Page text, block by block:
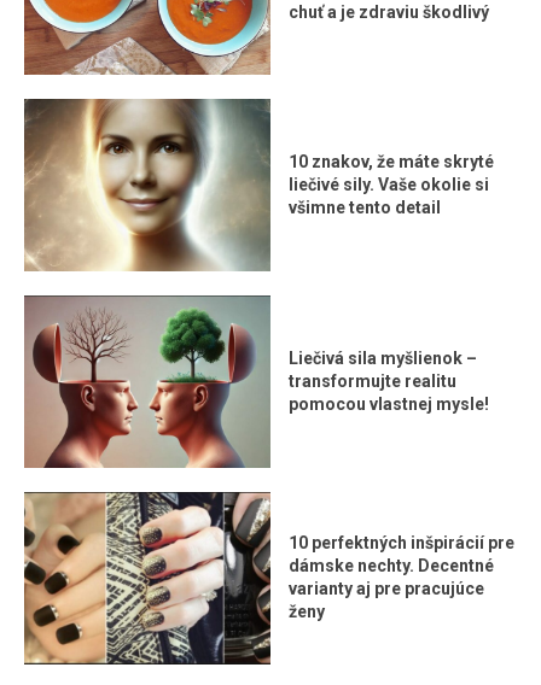
chuť a je zdraviu škodlivý
10 znakov, že máte skryté
liečivé sily. Vaše okolie si
všimne tento detail
Liečivá sila myšlienok –
transformujte realitu
pomocou vlastnej mysle!
10 perfektných inšpirácií pre
dámske nechty. Decentné
varianty aj pre pracujúce
ženy